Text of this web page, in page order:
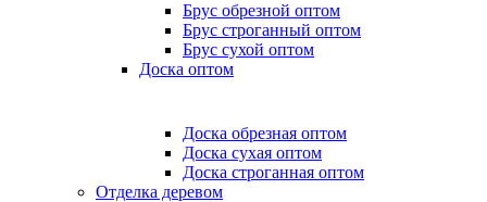
Брус обрезной оптом
Брус строганный оптом
Брус сухой оптом
Доска оптом
Доска обрезная оптом
Доска сухая оптом
Доска строганная оптом
Отделка деревом